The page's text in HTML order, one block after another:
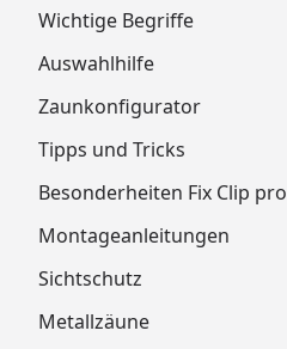
Wichtige Begriffe
Auswahlhilfe
Zaunkonfigurator
Tipps und Tricks
Besonderheiten Fix Clip pro
Montageanleitungen
Sichtschutz
Metallzäune